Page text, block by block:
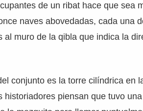
de un ribat hace que sea
naves abovedadas, cada una
al muro de la qibla que indica la
conjunto es la torre cilíndrica en
historiadores piensan que tuvo